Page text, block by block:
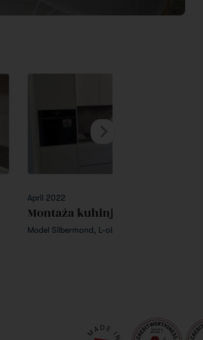
April 2022
Montaža kuhinje – Kisovec
Model Silbermond, L-oblika